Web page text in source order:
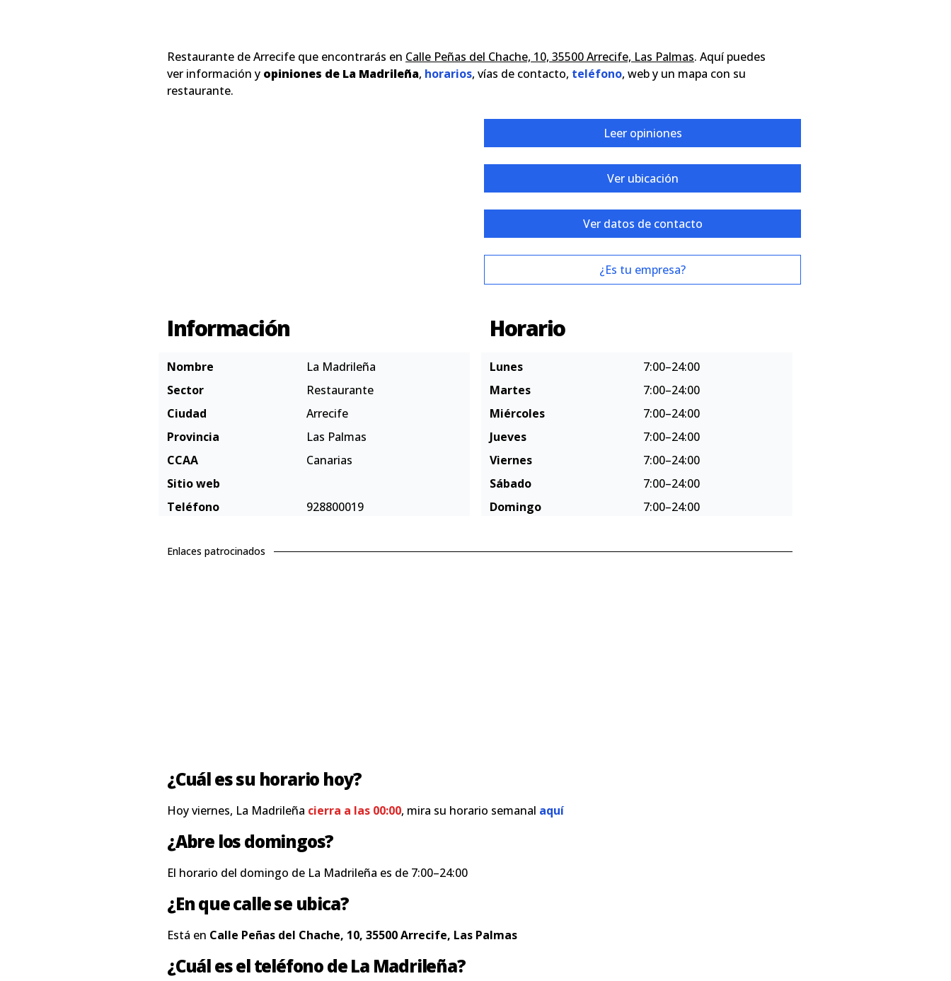
Restaurante de Arrecife que encontrarás en Calle Peñas del Chache, 10, 35500 Arrecife, Las Palmas. Aquí puedes
ver información y opiniones de La Madrileña, horarios, vías de contacto, teléfono, web y un mapa con su
restaurante.
Leer opiniones
Ver ubicación
Ver datos de contacto
¿Es tu empresa?
Información
Nombre
La Madrileña
Sector
Restaurante
Ciudad
Arrecife
Provincia
Las Palmas
CCAA
Canarias
Sitio web
Teléfono
928800019
Horario
Lunes
7:00–24:00
Martes
7:00–24:00
Miércoles
7:00–24:00
Jueves
7:00–24:00
Viernes
7:00–24:00
Sábado
7:00–24:00
Domingo
7:00–24:00
Enlaces patrocinados
¿Cuál es su horario hoy?
Hoy viernes, La Madrileña cierra a las 00:00, mira su horario semanal aquí
¿Abre los domingos?
El horario del domingo de La Madrileña es de 7:00–24:00
¿En que calle se ubica?
Está en Calle Peñas del Chache, 10, 35500 Arrecife, Las Palmas
¿Cuál es el teléfono de La Madrileña?